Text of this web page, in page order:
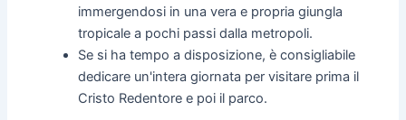
immergendosi in una vera e propria giungla
tropicale a pochi passi dalla metropoli.
Se si ha tempo a disposizione, è consigliabile
dedicare un'intera giornata per visitare prima il
Cristo Redentore e poi il parco.